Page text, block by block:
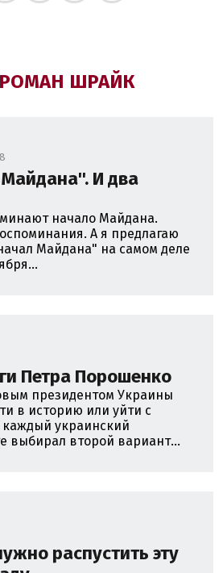
РОМАН ШРАЙК
И два
начало Майдана.
А я предлагаю
Майдана" на самом деле
Петра Порошенко
президентом Украины
в историю или уйти с
украинский
выбирал второй вариант...
распустить эту